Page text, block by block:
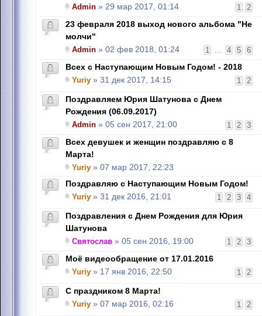
1 2
Admin » 29 мар 2017, 01:14
23 февраля 2018 выход нового альбома "Не
молчи"
1 ... 4 5 6
Admin » 02 фев 2018, 01:24
Всех с Наступающим Новым Годом! - 2018
1 2
Yuriy » 31 дек 2017, 14:15
Поздравляем Юрия Шатунова с Днем
Рождения (06.09.2017)
1 2 3
Admin » 05 сен 2017, 21:00
Всех девушек и женщин поздравляю с 8
Марта!
Yuriy » 07 мар 2017, 22:23
Поздравляю с Наступающим Новым Годом!
1 2 3 4
Yuriy » 31 дек 2016, 21:01
Поздравления с Днем Рождения для Юрия
Шатунова
1 2 3
Святослав » 05 сен 2016, 19:00
Моё видеообращение от 17.01.2016
1 2
Yuriy » 17 янв 2016, 22:50
C праздником 8 Марта!
1 2
Yuriy » 07 мар 2016, 02:16